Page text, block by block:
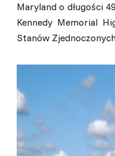
Maryland o długości
Kennedy Memorial
Stanów Zjednoczonych